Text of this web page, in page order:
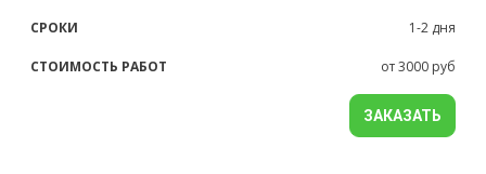
1-2 дня
от 3000 руб
ЗАКАЗАТЬ